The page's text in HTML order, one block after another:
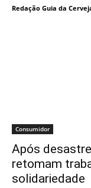
Redação Guia da
Consumidor
Após
retomam
solidariedade